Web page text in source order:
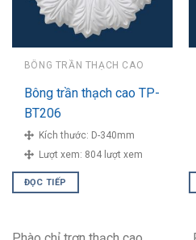
BÔNG TRẦN THẠCH CAO
Bông trần thạch cao TP-
BT206
Kích thước: D-340mm
Lượt xem: 804 lượt xem
ĐỌC TIẾP